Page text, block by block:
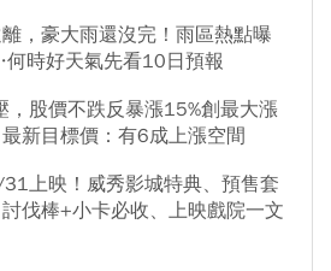
，豪大雨還沒完！雨區熱點曝
時好天氣先看10日預報
，股價不跌反暴漲15%創最大漲
新目標價：有6成上漲空間
31上映！威秀影城特典、預售套
伐棒+小卡必收、上映戲院一文